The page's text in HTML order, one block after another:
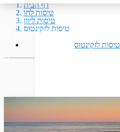
דף הבית
טיסות לחו
טיסות ליוון
טיסות לזקינטוס
טיסות לזקינטוס